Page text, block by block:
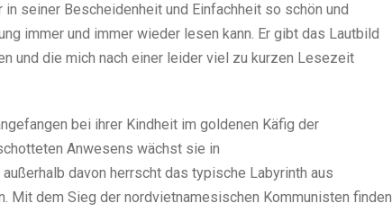
seiner Bescheidenheit und Einfachheit so schön und
immer und immer wieder lesen kann. Er gibt das Lautbild
und die mich nach einer leider viel zu kurzen Lesezeit
bei ihrer Kindheit im goldenen Käfig der
Anwesens wächst sie in
davon herrscht das typische Labyrinth aus
Mit dem Sieg der nordvietnamesischen Kommunisten finden